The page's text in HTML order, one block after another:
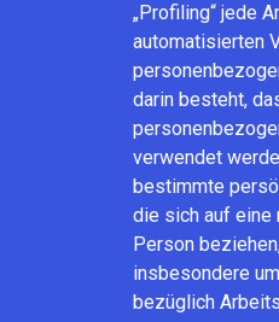
„Profiling“ jede
automatisierten
darin besteht,
verwendet
bestimmte
die sich auf eine
Person
insbesondere
bezüglich